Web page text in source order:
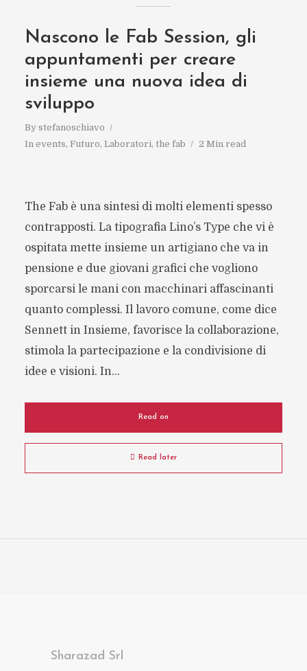
Nascono le Fab Session, gli
appuntamenti per creare
insieme una nuova idea di
sviluppo
By stefanoschiavo
In events, Futuro, Laboratori, the fab 2 Min read
The Fab è una sintesi di molti elementi spesso
contrapposti. La tipografia Lino’s Type che vi è
ospitata mette insieme un artigiano che va in
pensione e due giovani grafici che vogliono
sporcarsi le mani con macchinari affascinanti
quanto complessi. Il lavoro comune, come dice
Sennett in Insieme, favorisce la collaborazione,
stimola la partecipazione e la condivisione di
idee e visioni. In...
Read on
Read later
Sharazad Srl